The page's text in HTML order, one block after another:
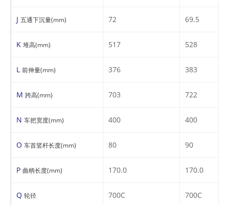
J 五通下沉量(mm) 72 69.5
K 堆高(mm) 517 528
L 前伸量(mm) 376 383
M 跨高(mm) 703 722
N 车把宽度(mm) 400 400
O 车首竖杆长度(mm) 80 90
P 曲柄长度(mm) 170.0 170.0
Q 轮径 700C 700C